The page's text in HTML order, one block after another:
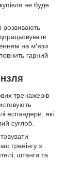
не буде
розвивають
на м'язи
гарний
тренажерів
еспандери, які
суглоб.
тренінгу з
штанги та